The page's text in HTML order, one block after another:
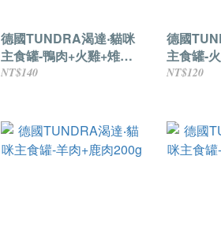
德國TUNDRA渴達‧貓咪
主食罐-鴨肉+火雞+雉雞
400g
NT$140
德國
主食罐-
NT$120